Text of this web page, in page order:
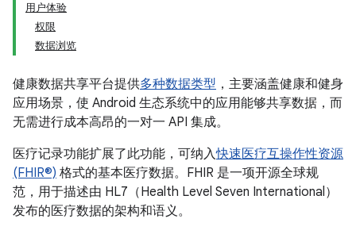
用户体验
权限
数据浏览
健康数据共享平台提供多种数据类型 ，主要涵盖健康和健身
应用场景，使 Android 生态系统中的应用能够共享数据，而
无需进行成本高昂的一对一 API 集成。
医疗记录功能扩展了此功能，可纳入快速医疗互操作性资源
(FHIR®) 格式的基本医疗数据。FHIR 是一项开源全球规
范，用于描述由 HL7（Health Level Seven International）
发布的医疗数据的架构和语义。